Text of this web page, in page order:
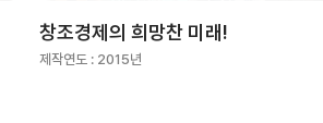
창조경제의 희망찬 미래!
제작연도 : 2015년